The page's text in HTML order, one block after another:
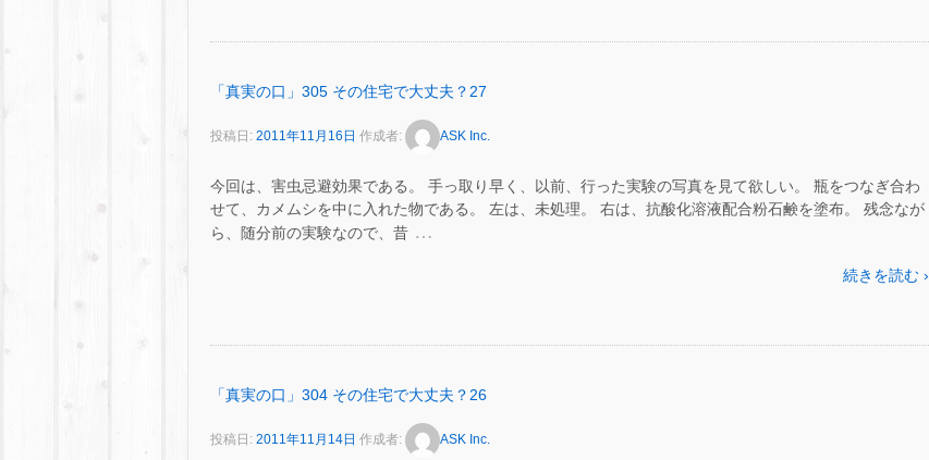
「真実の口」305 その住宅で大丈夫？27
投稿日: 2011年11月16日 作成者: ASK Inc.
今回は、害虫忌避効果である。 手っ取り早く、以前、行った実験の写真を見て欲しい。 瓶をつなぎ合わ
せて、カメムシを中に入れた物である。 左は、未処理。 右は、抗酸化溶液配合粉石鹸を塗布。 残念なが
ら、随分前の実験なので、昔 …
続きを読む ›
「真実の口」304 その住宅で大丈夫？26
投稿日: 2011年11月14日 作成者: ASK Inc.